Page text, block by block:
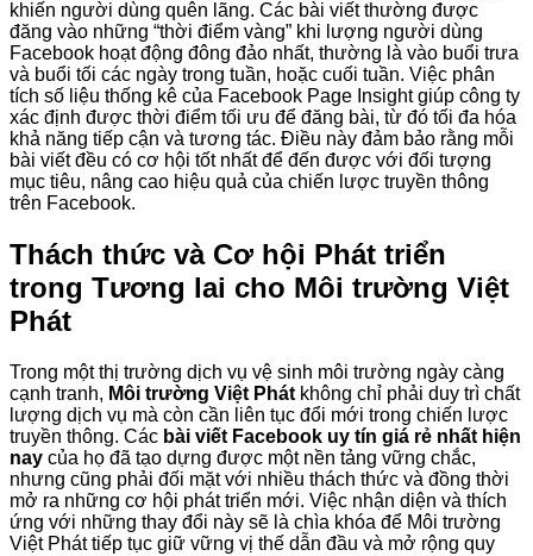
khiến người dùng quên lãng. Các bài viết thường được
đăng vào những “thời điểm vàng” khi lượng người dùng
Facebook hoạt động đông đảo nhất, thường là vào buổi trưa
và buổi tối các ngày trong tuần, hoặc cuối tuần. Việc phân
tích số liệu thống kê của Facebook Page Insight giúp công ty
xác định được thời điểm tối ưu để đăng bài, từ đó tối đa hóa
khả năng tiếp cận và tương tác. Điều này đảm bảo rằng mỗi
bài viết đều có cơ hội tốt nhất để đến được với đối tượng
mục tiêu, nâng cao hiệu quả của chiến lược truyền thông
trên Facebook.
Thách thức và Cơ hội Phát triển
trong Tương lai cho Môi trường Việt
Phát
Trong một thị trường dịch vụ vệ sinh môi trường ngày càng
cạnh tranh, Môi trường Việt Phát không chỉ phải duy trì chất
lượng dịch vụ mà còn cần liên tục đổi mới trong chiến lược
truyền thông. Các bài viết Facebook uy tín giá rẻ nhất hiện
nay của họ đã tạo dựng được một nền tảng vững chắc,
nhưng cũng phải đối mặt với nhiều thách thức và đồng thời
mở ra những cơ hội phát triển mới. Việc nhận diện và thích
ứng với những thay đổi này sẽ là chìa khóa để Môi trường
Việt Phát tiếp tục giữ vững vị thế dẫn đầu và mở rộng quy